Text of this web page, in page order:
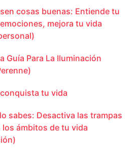
cosas buenas: Entiende tu
mejora tu vida
Guía Para La Iluminación
tu vida
sabes: Desactiva las trampas
ámbitos de tu vida